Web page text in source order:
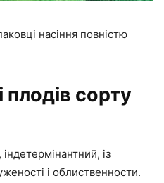
насіння повністю
сорту
із
і облиственности.